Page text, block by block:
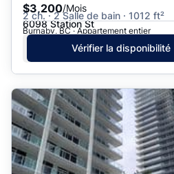
$3,200/Mois
2 ch. · 2 Salle de bain · 1012 ft²
6098 Station St
Burnaby, BC · Appartement entier
Vérifier la disponibilité